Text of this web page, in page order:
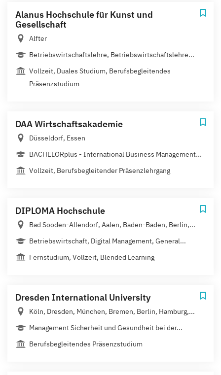
Alanus Hochschule für Kunst und
Gesellschaft
Alfter
Betriebswirtschaftslehre, Betriebswirtschaftslehre...
Vollzeit, Duales Studium, Berufsbegleitendes
Präsenzstudium
DAA Wirtschaftsakademie
Düsseldorf, Essen
BACHELORplus - International Business Management...
Vollzeit, Berufsbegleitender Präsenzlehrgang
DIPLOMA Hochschule
Bad Sooden-Allendorf, Aalen, Baden-Baden, Berlin,...
Betriebswirtschaft, Digital Management, General...
Fernstudium, Vollzeit, Blended Learning
Dresden International University
Köln, Dresden, München, Bremen, Berlin, Hamburg,...
Management Sicherheit und Gesundheit bei der...
Berufsbegleitendes Präsenzstudium